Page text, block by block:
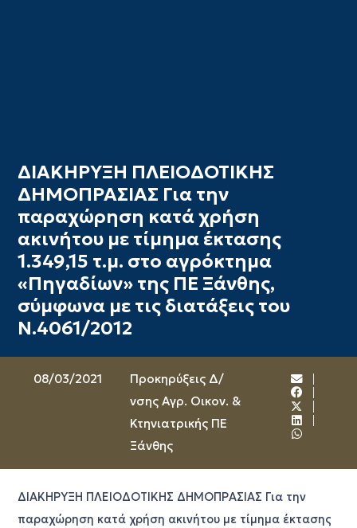
ΔΙΑΚΗΡΥΞΗ ΠΛΕΙΟΔΟΤΙΚΗΣ
ΔΗΜΟΠΡΑΣΙΑΣ Για την
παραχώρηση κατά χρήση
ακινήτου με τίμημα έκτασης
1.349,15 τ.μ. στο αγρόκτημα
«Πηγαδίων» της ΠΕ Ξάνθης,
σύμφωνα με τις διατάξεις του
Ν.4061/2012
08/03/2021
Προκηρύξεις Δ/
νσης Αγρ. Οικον. &
Κτηνιατρικής ΠΕ
Ξάνθης
ΔΙΑΚΗΡΥΞΗ ΠΛΕΙΟΔΟΤΙΚΗΣ ΔΗΜΟΠΡΑΣΙΑΣ Για την
παραχώρηση κατά χρήση ακινήτου με τίμημα έκτασης